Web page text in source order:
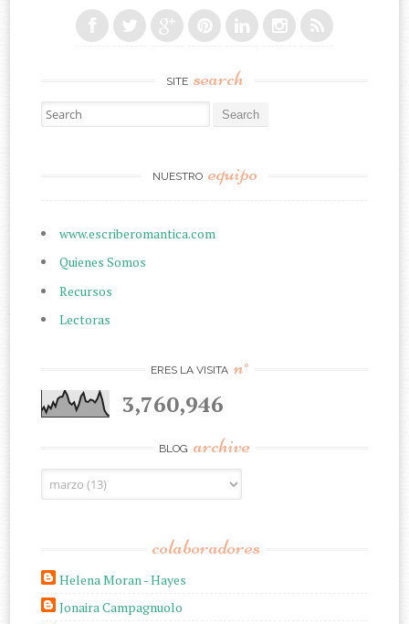
SITE search
Search for:
NUESTRO equipo
www.escriberomantica.com
Quienes Somos
Recursos
Lectoras
ERES LA VISITA n°
3,760,946
BLOG archive
colaboradores
Helena Moran - Hayes
Jonaira Campagnuolo